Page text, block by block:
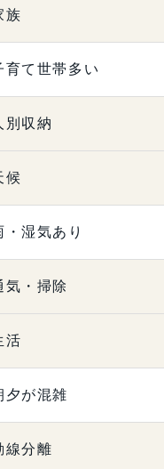
族
育て世帯多い
別収納
候
・湿気あり
気・掃除
活
夕が混雑
線分離